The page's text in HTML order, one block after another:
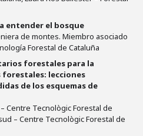
entender el bosque
de montes. Miembro asociado
Forestal de Cataluña
forestales para la
forestales: lecciones
de los esquemas de
Centre Tecnològic Forestal de
– Centre Tecnològic Forestal de